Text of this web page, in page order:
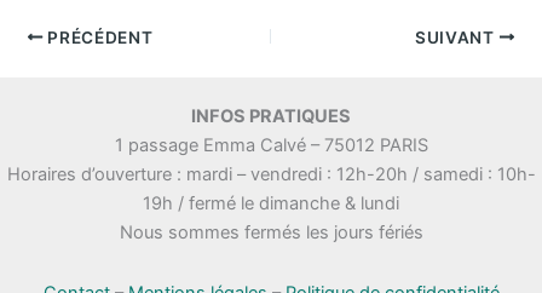
PRÉCÉDENT SUIVANT
INFOS PRATIQUES
1 passage Emma Calvé – 75012 PARIS
Horaires d’ouverture : mardi – vendredi : 12h-20h / samedi : 10h-
19h / fermé le dimanche & lundi
Nous sommes fermés les jours fériés